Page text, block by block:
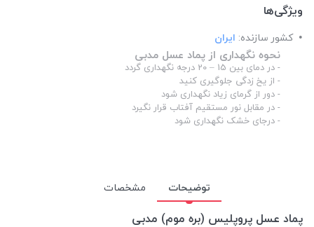
ویژگی‌ها
کشور سازنده: ایران
نحوه نگهداری از پماد عسل مدبی
- در دمای بین 15 – 20 درجه نگهداری گردد
- از یخ زدگی جلوگیری کنید
- دور از گرمای زیاد نگهداری شود
- در مقابل نور مستقیم آفتاب قرار نگیرد
- درجای خشک نگهداری شود
توضیحات مشخصات
پماد عسل پروپلیس (بره موم) مدبی